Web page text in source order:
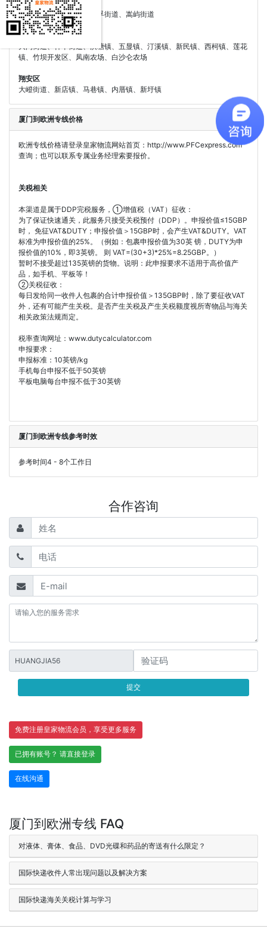
海沧区
海沧街道、新阳街道、东孚街道、嵩屿街道
同安区
大同街道、祥平街道、洪塘镇、五显镇、汀溪镇、新民镇、西柯镇、莲花
镇、竹坝开发区、凤南农场、白沙仑农场
翔安区
大嶝街道、新店镇、马巷镇、内厝镇、新圩镇
厦门到欧洲专线价格
欧洲专线价格请登录皇家物流网站首页：http://www.PFCexpress.com
查询；也可以联系专属业务经理索要报价。
关税相关
本渠道是属于DDP完税服务，①增值税（VAT）征收：
为了保证快速通关，此服务只接受关税预付（DDP）。申报价值≤15GBP
时， 免征VAT&DUTY；申报价值＞15GBP时，会产生VAT&DUTY。VAT
标准为申报价值的25%。（例如：包裹申报价值为30英 镑，DUTY为申
报价值的10%，即3英镑。 则 VAT=(30+3)*25%=8.25GBP。）
暂时不接受超过135英镑的货物。说明：此申报要求不适用于高价值产
品，如手机、平板等！
②关税征收：
每日发给同一收件人包裹的合计申报价值＞135GBP时，除了要征收VAT
外，还有可能产生关税。是否产生关税及产生关税额度视所寄物品与海关
相关政策法规而定。
税率查询网址：www.dutycalculator.com
申报要求：
申报标准：10英镑/kg
手机每台申报不低于50英镑
平板电脑每台申报不低于30英镑
厦门到欧洲专线参考时效
参考时间4 - 8个工作日
合作咨询
HUANGJIA56
提交
免费注册皇家物流会员，享受更多服务
已拥有账号？ 请直接登录
在线沟通
厦门到欧洲专线 FAQ
对液体、膏体、食品、DVD光碟和药品的寄送有什么限定？
国际快递收件人常出现问题以及解决方案
国际快递海关关税计算与学习